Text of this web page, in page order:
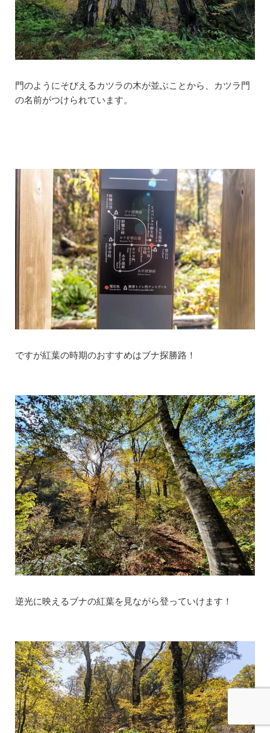
門のようにそびえるカツラの木が並ぶことから、カツラ門
の名前がつけられています。
ですが紅葉の時期のおすすめはブナ探勝路！
逆光に映えるブナの紅葉を見ながら登っていけます！